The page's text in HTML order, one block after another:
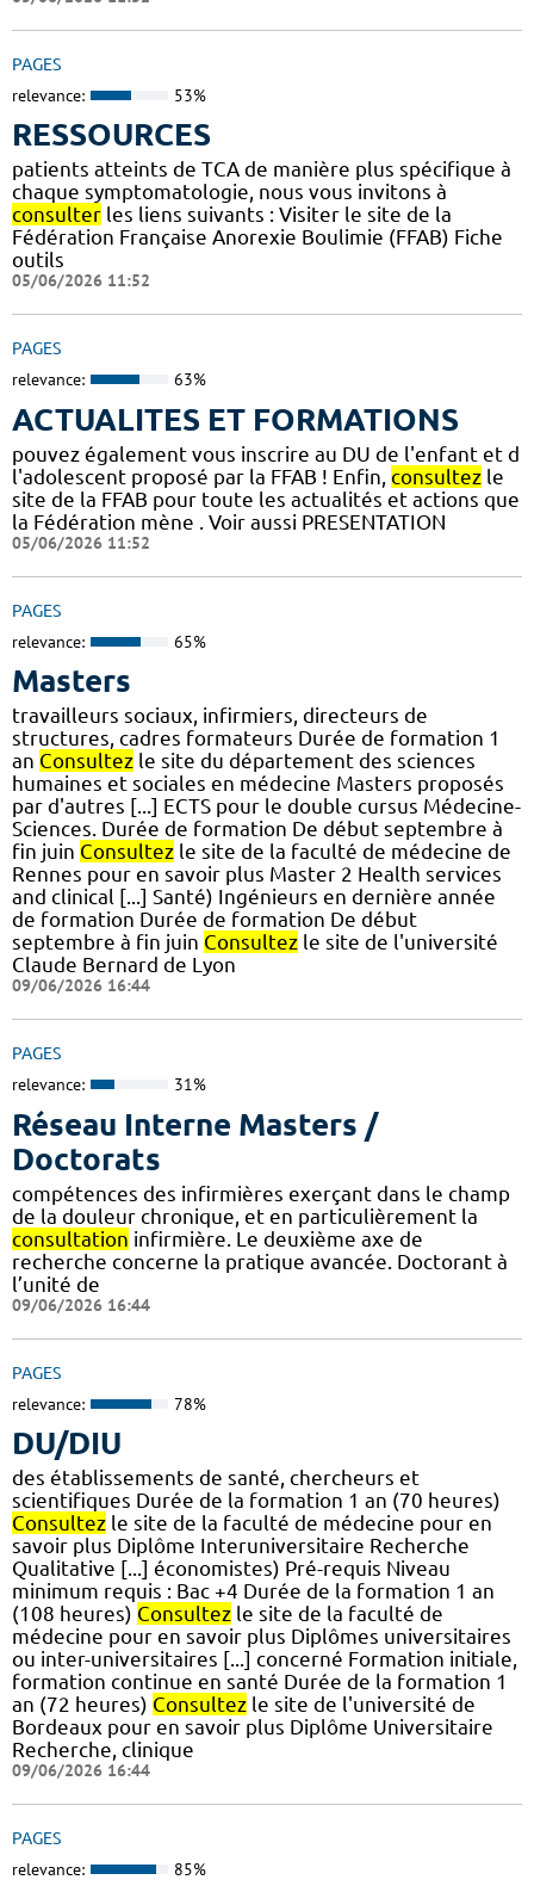
PAGES
relevance: 53%
RESSOURCES
patients atteints de TCA de manière plus spécifique à
chaque symptomatologie, nous vous invitons à
consulter les liens suivants : Visiter le site de la
Fédération Française Anorexie Boulimie (FFAB) Fiche
outils
05/06/2026 11:52
PAGES
relevance: 63%
ACTUALITES ET FORMATIONS
pouvez également vous inscrire au DU de l'enfant et d
l'adolescent proposé par la FFAB ! Enfin, consultez le
site de la FFAB pour toute les actualités et actions que
la Fédération mène . Voir aussi PRESENTATION
05/06/2026 11:52
PAGES
relevance: 65%
Masters
travailleurs sociaux, infirmiers, directeurs de
structures, cadres formateurs Durée de formation 1
an Consultez le site du département des sciences
humaines et sociales en médecine Masters proposés
par d'autres [...] ECTS pour le double cursus Médecine-
Sciences. Durée de formation De début septembre à
fin juin Consultez le site de la faculté de médecine de
Rennes pour en savoir plus Master 2 Health services
and clinical [...] Santé) Ingénieurs en dernière année
de formation Durée de formation De début
septembre à fin juin Consultez le site de l'université
Claude Bernard de Lyon
09/06/2026 16:44
PAGES
relevance: 31%
Réseau Interne Masters /
Doctorats
compétences des infirmières exerçant dans le champ
de la douleur chronique, et en particulièrement la
consultation infirmière. Le deuxième axe de
recherche concerne la pratique avancée. Doctorant à
l’unité de
09/06/2026 16:44
PAGES
relevance: 78%
DU/DIU
des établissements de santé, chercheurs et
scientifiques Durée de la formation 1 an (70 heures)
Consultez le site de la faculté de médecine pour en
savoir plus Diplôme Interuniversitaire Recherche
Qualitative [...] économistes) Pré-requis Niveau
minimum requis : Bac +4 Durée de la formation 1 an
(108 heures) Consultez le site de la faculté de
médecine pour en savoir plus Diplômes universitaires
ou inter-universitaires [...] concerné Formation initiale,
formation continue en santé Durée de la formation 1
an (72 heures) Consultez le site de l'université de
Bordeaux pour en savoir plus Diplôme Universitaire
Recherche, clinique
09/06/2026 16:44
PAGES
relevance: 85%